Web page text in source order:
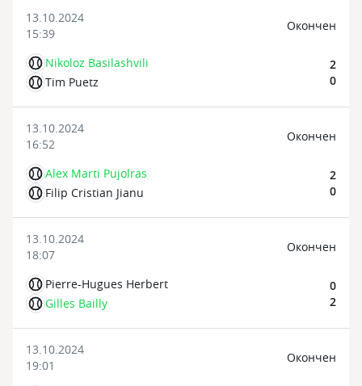
13.10.2024
15:39
Nikoloz Basilashvili
Tim Puetz
Oкончен
2
0
13.10.2024
16:52
Alex Marti Pujolras
Filip Cristian Jianu
Oкончен
2
0
13.10.2024
18:07
Pierre-Hugues Herbert
Gilles Bailly
Oкончен
0
2
13.10.2024
19:01
Oкончен